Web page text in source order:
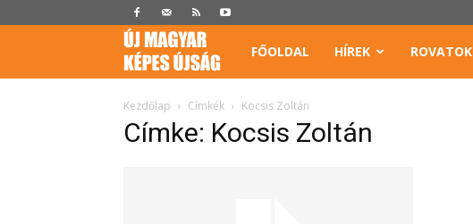
Képes
Újság
FŐOLDAL HÍREK ROVATOK
Kezdőlap Címkék Kocsis Zoltán
Címke: Kocsis Zoltán